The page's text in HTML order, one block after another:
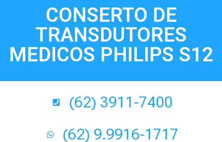
CONSERTO DE
TRANSDUTORES
MEDICOS PHILIPS S12
(62) 3911-7400
(62) 9.9916-1717